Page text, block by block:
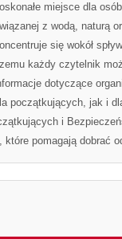
miejsce dla
z wodą, naturą
się wokół
każdy czytelnik
dotyczące
początkujących, jak i
i
które pomagają dobrać